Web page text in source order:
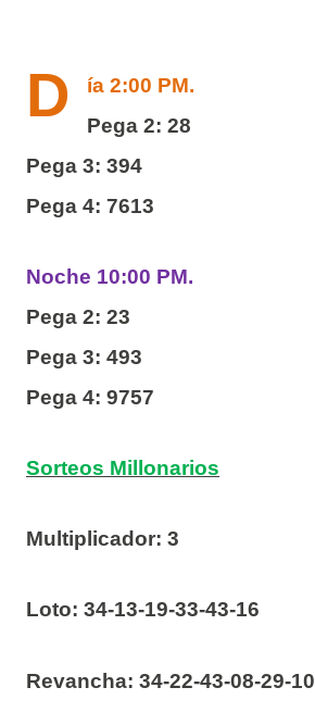
D
ía 2:00 PM.
Pega 2: 28
Pega 3: 394
Pega 4: 7613
Noche 10:00 PM.
Pega 2: 23
Pega 3: 493
Pega 4: 9757
Sorteos Millonarios
Multiplicador: 3
Loto: 34-13-19-33-43-16
Revancha: 34-22-43-08-29-10